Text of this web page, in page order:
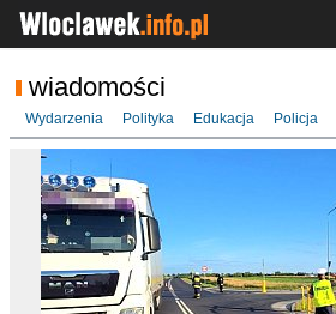
wiadomości
Wydarzenia Polityka Edukacja Policja